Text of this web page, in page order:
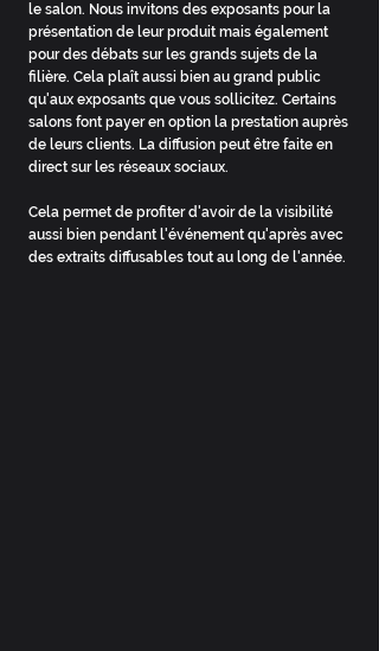
le salon. Nous invitons des exposants pour la
présentation de leur produit mais également
pour des débats sur les grands sujets de la
filière. Cela plaît aussi bien au grand public
qu'aux exposants que vous sollicitez. Certains
salons font payer en option la prestation auprès
de leurs clients. La diffusion peut être faite en
direct sur les réseaux sociaux.
Cela permet de profiter d'avoir de la visibilité
aussi bien pendant l'événement qu'après avec
des extraits diffusables tout au long de l'année.